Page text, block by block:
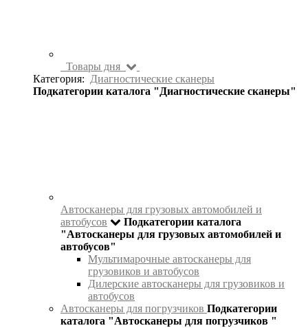
Товары дня
Категория:
Диагностические сканеры
Подкатегории каталога "Диагностические сканеры"
Автосканеры для грузовых автомобилей и
автобусов
Подкатегории каталога
"Автосканеры для грузовых автомобилей и
автобусов"
Мультимарочные автосканеры для
грузовиков и автобусов
Дилерские автосканеры для грузовиков и
автобусов
Автосканеры для погрузчиков Подкатегории
каталога "Автосканеры для погрузчиков "